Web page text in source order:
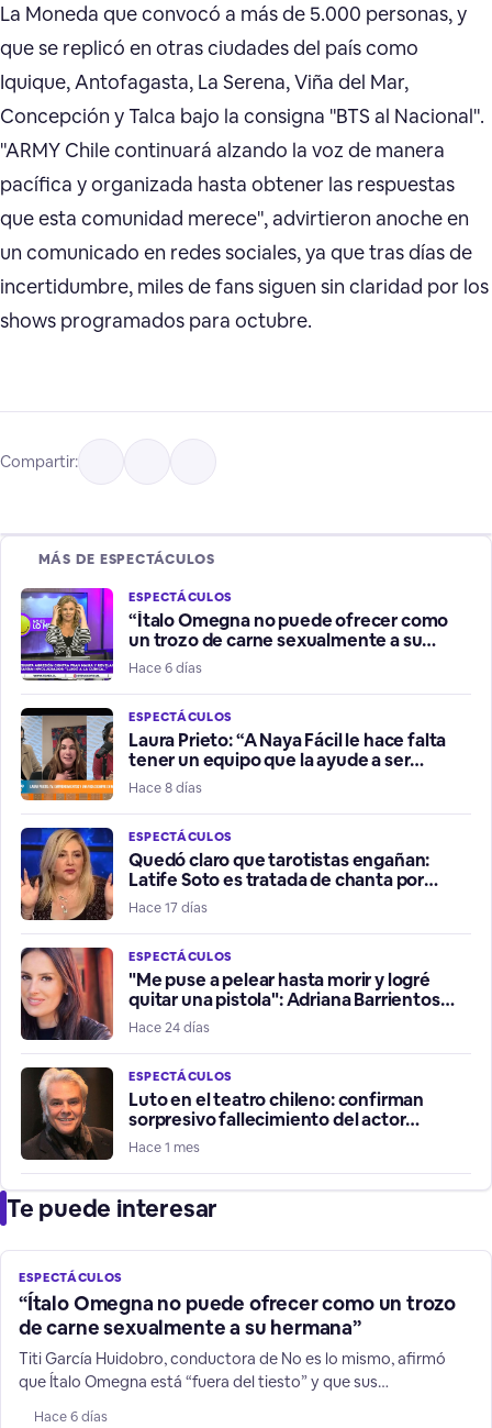
La Moneda que convocó a más de 5.000 personas, y
que se replicó en otras ciudades del país como
Iquique, Antofagasta, La Serena, Viña del Mar,
Concepción y Talca bajo la consigna "BTS al Nacional".
"ARMY Chile continuará alzando la voz de manera
pacífica y organizada hasta obtener las respuestas
que esta comunidad merece", advirtieron anoche en
un comunicado en redes sociales, ya que tras días de
incertidumbre, miles de fans siguen sin claridad por los
shows programados para octubre.
Compartir:
MÁS DE ESPECTÁCULOS
ESPECTÁCULOS
“Ítalo Omegna no puede ofrecer como
un trozo de carne sexualmente a su
hermana”
Hace 6 días
ESPECTÁCULOS
Laura Prieto: “A Naya Fácil le hace falta
tener un equipo que la ayude a ser
influencer positiva”
Hace 8 días
ESPECTÁCULOS
Quedó claro que tarotistas engañan:
Latife Soto es tratada de chanta por
fallidos presagios del Mundial
Hace 17 días
ESPECTÁCULOS
"Me puse a pelear hasta morir y logré
quitar una pistola": Adriana Barrientos
relata violento robo de su vehículo
Hace 24 días
ESPECTÁCULOS
Luto en el teatro chileno: confirman
sorpresivo fallecimiento del actor
Fernando Kliche
Hace 1 mes
Te puede interesar
ESPECTÁCULOS
“Ítalo Omegna no puede ofrecer como un trozo
de carne sexualmente a su hermana”
Titi García Huidobro, conductora de No es lo mismo, afirmó
que Ítalo Omegna está “fuera del tiesto” y que sus
Hace 6 días